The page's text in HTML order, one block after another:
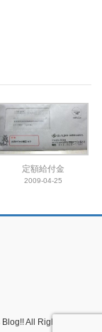
定額給付金
2009-04-25
All Rights